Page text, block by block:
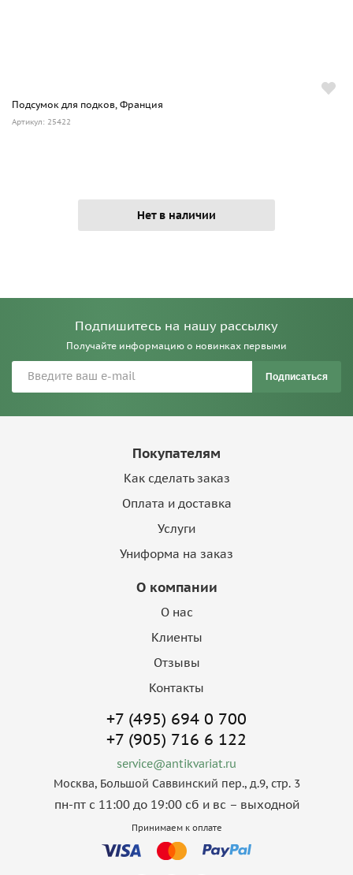
Подсумок для подков, Франция
Артикул: 25422
Нет в наличии
Подпишитесь на нашу рассылку
Получайте информацию о новинках первыми
Подписаться
Покупателям
Как сделать заказ
Оплата и доставка
Услуги
Униформа на заказ
О компании
О нас
Клиенты
Отзывы
Контакты
+7 (495) 694 0 700
+7 (905) 716 6 122
service@antikvariat.ru
Москва, Большой Саввинский пер., д.9, стр. 3
пн-пт с 11:00 до 19:00 сб и вс – выходной
Принимаем к оплате